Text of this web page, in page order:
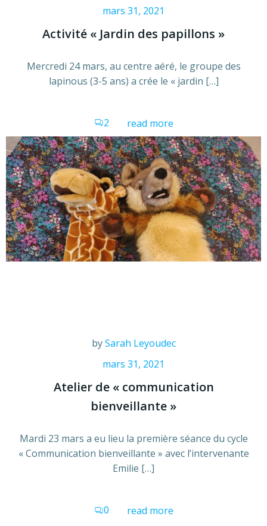
mars 31, 2021
Activité « Jardin des papillons »
Mercredi 24 mars, au centre aéré, le groupe des
lapinous (3-5 ans) a crée le « jardin […]
2 read more
bySarah Leyoudec
mars 31, 2021
Atelier de « communication
bienveillante »
Mardi 23 mars a eu lieu la première séance du cycle
« Communication bienveillante » avec l’intervenante
Emilie […]
0 read more